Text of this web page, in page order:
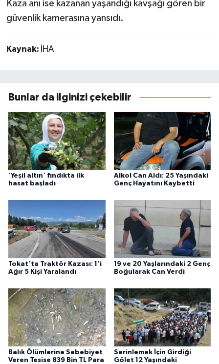
Kaza anı ise kazanan yaşandığı kavşağı gören bir
güvenlik kamerasına yansıdı.
Kaynak: İHA
Bunlar da ilginizi çekebilir
'Yeşil altın' fındıkta ilk
hasat başladı
Alkol Can Aldı: 25 Yaşındaki
Genç Hayatını Kaybetti
Tokat'ta Traktör Kazası: 1'i
Ağır 5 Kişi Yaralandı
19 ve 20 Yaşlarındaki 2 Genç
Boğularak Can Verdi
Balık Ölümlerine Sebebiyet
Veren Tesise 839 Bin TL Para
Serinlemek İçin Girdiği
Gölet 12 Yaşındaki